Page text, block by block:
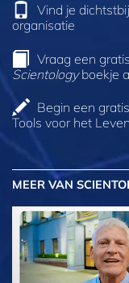
Vind je
organisatie
Vraag een gratis
Scientologyboekje
Begin een
Tools voor het Leven
MEER VAN